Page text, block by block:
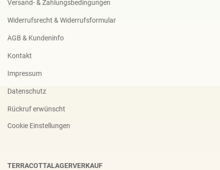
Versand- & Zahlungsbedingungen
Widerrufsrecht & Widerrufsformular
AGB & Kundeninfo
Kontakt
Impressum
Datenschutz
Rückruf erwünscht
Cookie Einstellungen
TERRACOTTALAGERVERKAUF